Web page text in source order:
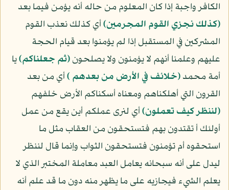
الكافر واجبة إذا كان المعلوم من حاله أنه يؤمن فيما بعد
﴿كذلك نجزي القوم المجرمين﴾أي كذلك نعذب القوم
المشركين في المستقبل إذا لم يؤمنوا بعد قيام الحجة
عليهم وعلمنا أنهم لا يؤمنون ولا يصلحون﴿ثم جعلناكم﴾يا
أمة محمد﴿خلائف في الأرض من بعدهم ﴾أي من بعد
القرون التي أهلكناهم ومعناه أسكناكم الأرض خلفهم
﴿لننظر كيف تعملون﴾أي لنرى عملكم أين يقع من عمل
أولئك أ تقتدون بهم فتستحقون من العقاب مثل ما
استحقوه أم تؤمنون فتستحقون الثواب وإنما قال لننظر
ليدل على أنه سبحانه يعامل العبد معاملة المختبر الذي لا
يعلم الشيء فيجازيه على ما يظهر منه دون ما قد علم أنه